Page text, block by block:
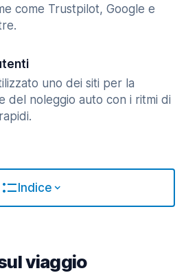
come Trustpilot, Google e
uno dei siti per la
del noleggio auto con i ritmi di
Indice
viaggio